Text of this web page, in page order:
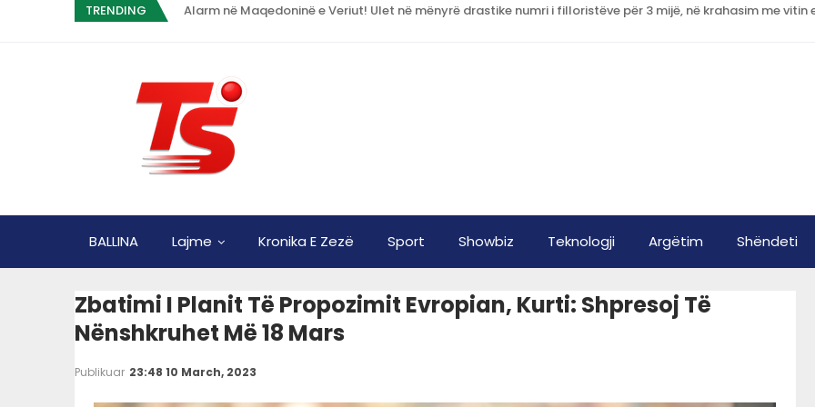
TRENDING
BALLINA Lajme Kronika E Zezë Sport Showbiz Teknologji Argëtim Shëndeti
Zbatimi I Planit Të Propozimit Evropian, Kurti: Shpresoj Të
Nënshkruhet Më 18 Mars
Publikuar 23:48 10 March, 2023